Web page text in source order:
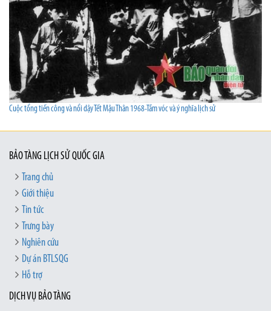
Cuộc tổng tiến công và nổi dậy Tết Mậu Thân 1968-Tầm vóc và ý nghĩa lịch sử
BẢO TÀNG LỊCH SỬ QUỐC GIA
Trang chủ
Giới thiệu
Tin tức
Trưng bày
Nghiên cứu
Dự án BTLSQG
Hỗ trợ
DỊCH VỤ BẢO TÀNG